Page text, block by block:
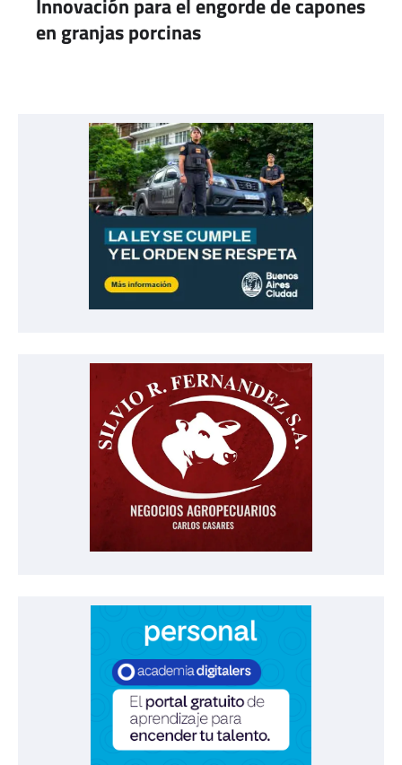
Innovación para el engorde de capones
en granjas porcinas